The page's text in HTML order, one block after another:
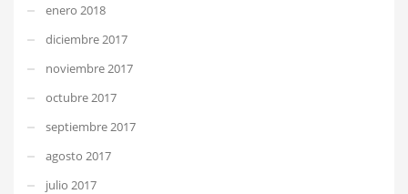
enero 2018
diciembre 2017
noviembre 2017
octubre 2017
septiembre 2017
agosto 2017
julio 2017